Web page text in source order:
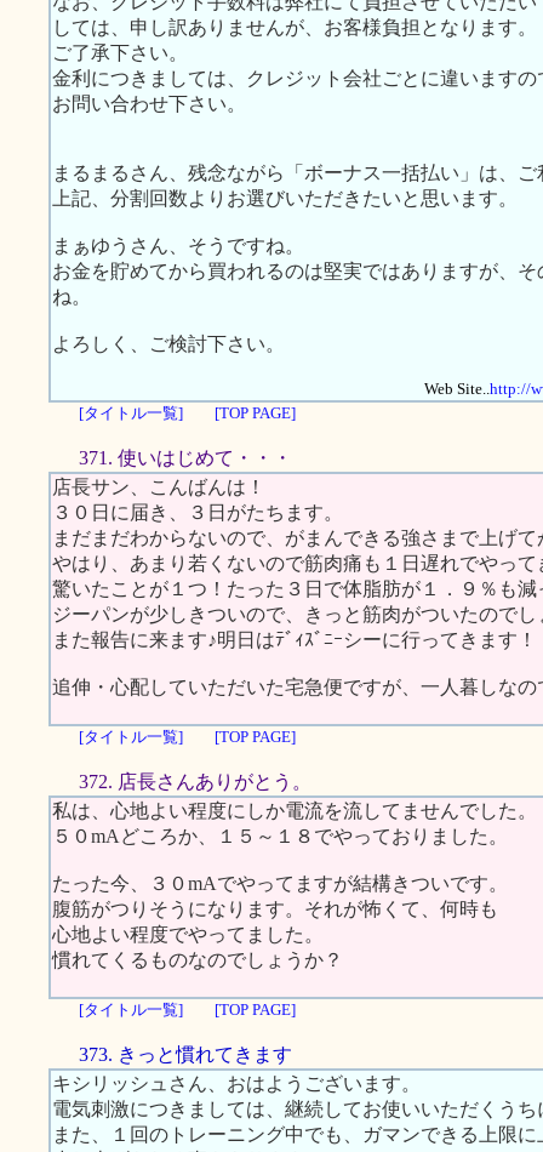
しては、申し訳ありませんが、お客様負担となります。
ご了承下さい。
金利につきましては、クレジット会社ごとに違います
お問い合わせ下さい。
まるまるさん、残念ながら「ボーナス一括払い」は、
上記、分割回数よりお選びいただきたいと思います。
まぁゆうさん、そうですね。
お金を貯めてから買われるのは堅実ではありますが、
ね。
よろしく、ご検討下さい。
Web Site..http://
[タイトル一覧]
[TOP PAGE]
371. 使いはじめて・・・
店長サン、こんばんは！
３０日に届き、３日がたちます。
まだまだわからないので、がまんできる強さまで上げ
やはり、あまり若くないので筋肉痛も１日遅れでやっ
驚いたことが１つ！たった３日で体脂肪が１．９％も
ジーパンが少しきついので、きっと筋肉がついたのでし
また報告に来ます♪明日はﾃﾞｨｽﾞﾆｰシーに行ってきます！
追伸・心配していただいた宅急便ですが、一人暮しな
[タイトル一覧] [TOP PAGE]
372. 店長さんありがとう。
私は、心地よい程度にしか電流を流してませんでした。
５０mAどころか、１５～１８でやっておりました。
たった今、３０mAでやってますが結構きついです。
腹筋がつりそうになります。それが怖くて、何時も
心地よい程度でやってました。
慣れてくるものなのでしょうか？
[タイトル一覧] [TOP PAGE]
373. きっと慣れてきます
キシリッシュさん、おはようございます。
電気刺激につきましては、継続してお使いいただくう
また、１回のトレーニング中でも、ガマンできる上限